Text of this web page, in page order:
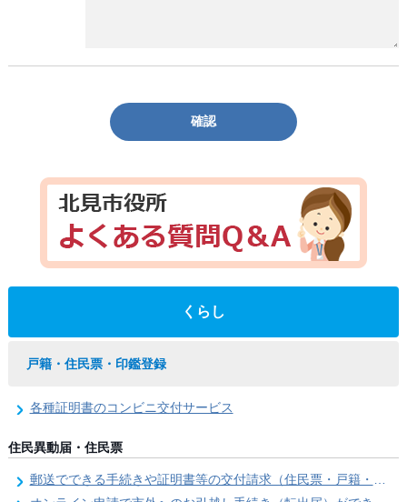
確認
くらし
戸籍・住民票・印鑑登録
各種証明書のコンビニ交付サービス
住民異動届・住民票
郵送でできる手続きや証明書等の交付請求（住民票・戸籍・国民年金関係）